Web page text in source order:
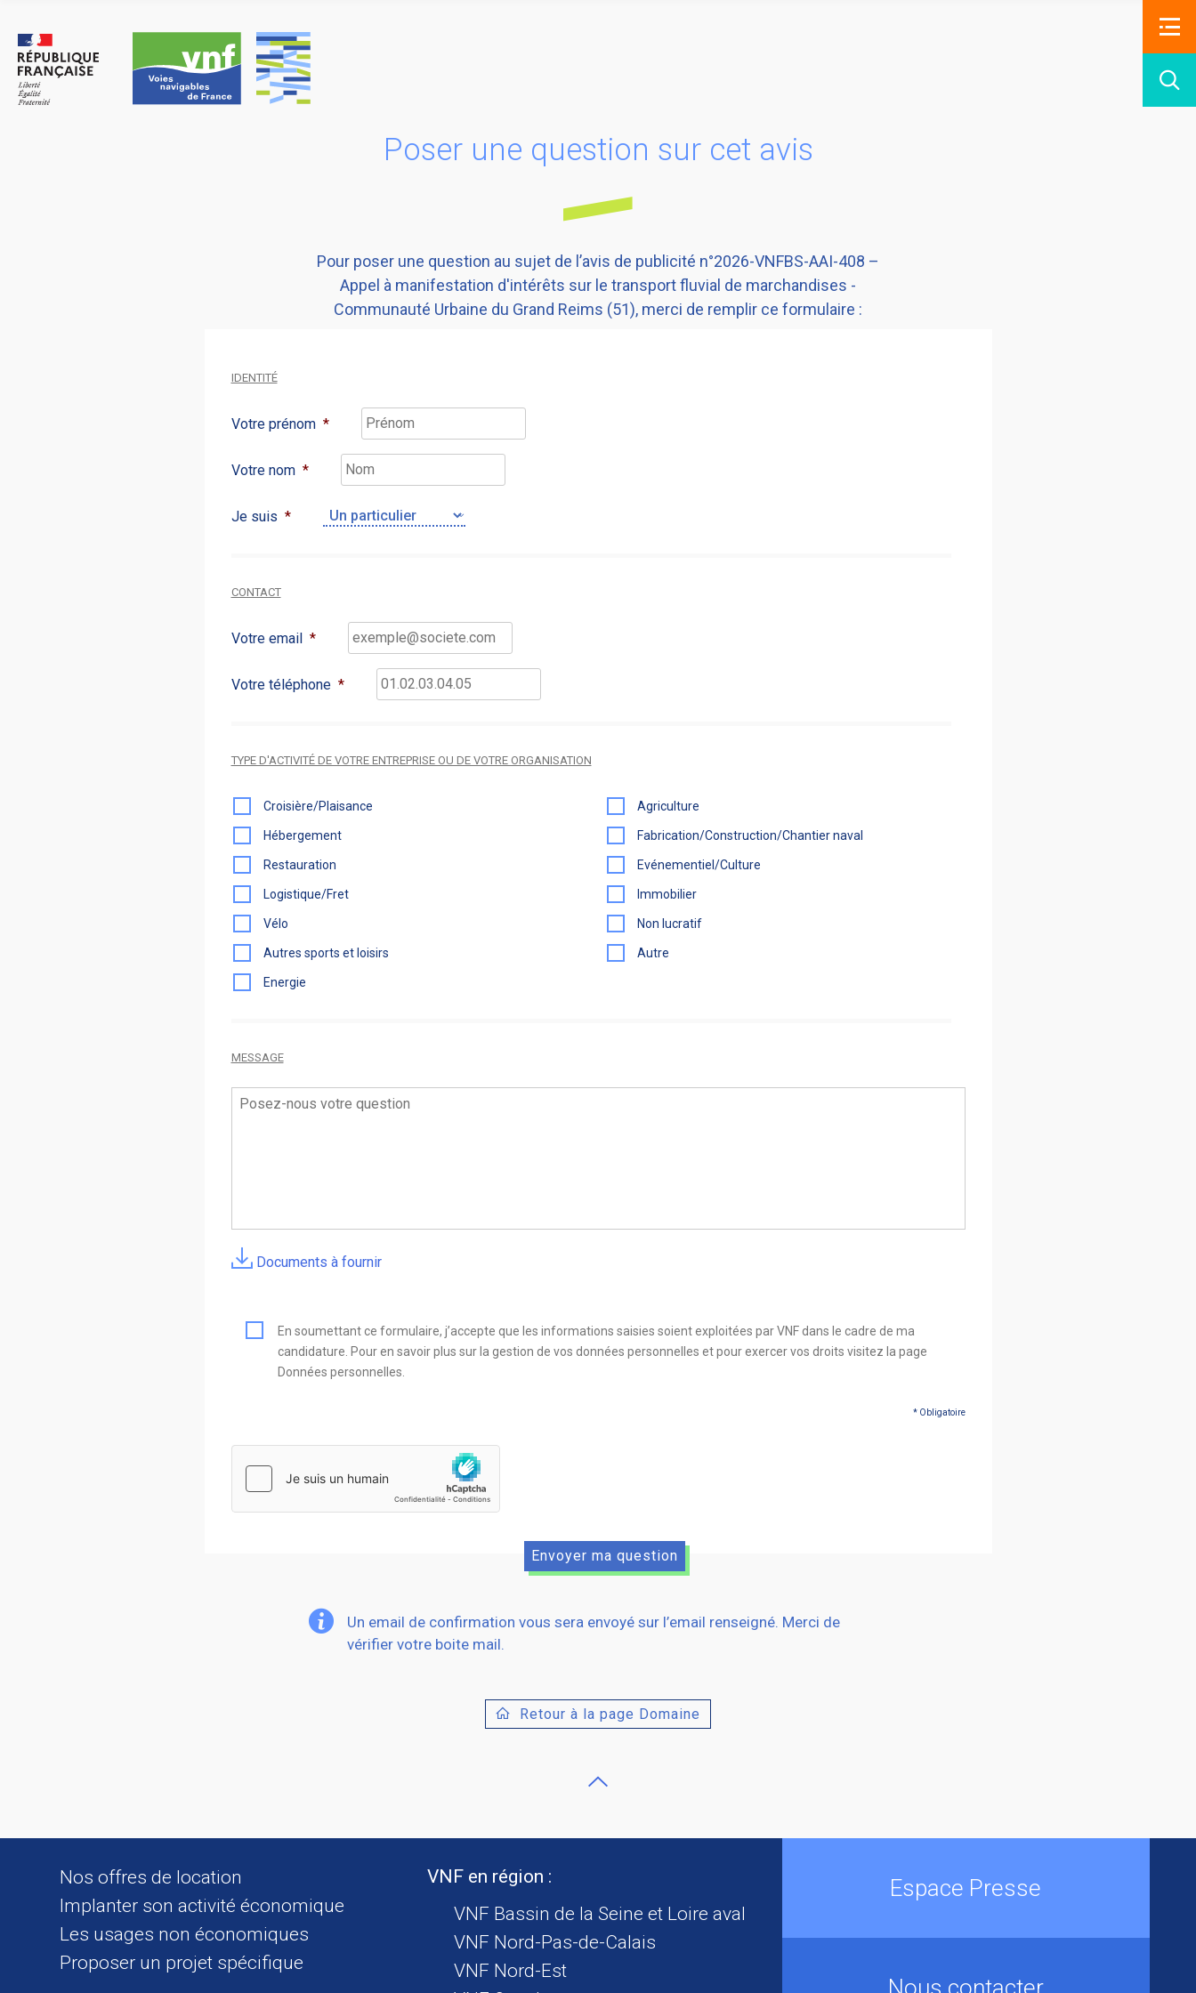
content
Poser une question sur cet avis
Pour poser une question au sujet de l’avis de publicité n°2026-VNFBS-AAI-408 –
Appel à manifestation d'intérêts sur le transport fluvial de marchandises -
Communauté Urbaine du Grand Reims (51), merci de remplir ce formulaire :
IDENTITÉ
Votre prénom *
Votre nom *
Je suis *
CONTACT
Votre email *
Votre téléphone *
TYPE D'ACTIVITÉ DE VOTRE ENTREPRISE OU DE VOTRE ORGANISATION
Croisière/Plaisance
Hébergement
Restauration
Logistique/Fret
Vélo
Autres sports et loisirs
Energie
Agriculture
Fabrication/Construction/Chantier naval
Evénementiel/Culture
Immobilier
Non lucratif
Autre
MESSAGE
Documents à fournir
En soumettant ce formulaire, j’accepte que les informations saisies soient exploitées par VNF dans le cadre de ma
candidature. Pour en savoir plus sur la gestion de vos données personnelles et pour exercer vos droits visitez la page
Données personnelles.
* Obligatoire
hCaptcha
Un email de confirmation vous sera envoyé sur l’email renseigné. Merci de
vérifier votre boite mail.
Retour à la page Domaine
Nos offres de location
Implanter son activité économique
Les usages non économiques
Proposer un projet spécifique
VNF en région :
VNF Bassin de la Seine et Loire aval
VNF Nord-Pas-de-Calais
VNF Nord-Est
Espace Presse
Nous contacter